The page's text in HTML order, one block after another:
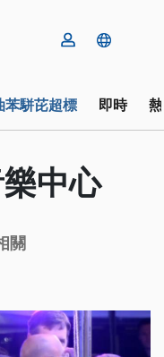
苯駢芘超標 即時
中心
關